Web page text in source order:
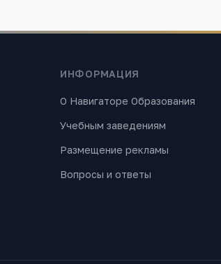
ИНФОРМАЦИЯ
О Навигаторе Образования
Учебным заведениям
Размещение рекламы
Вопросы и ответы